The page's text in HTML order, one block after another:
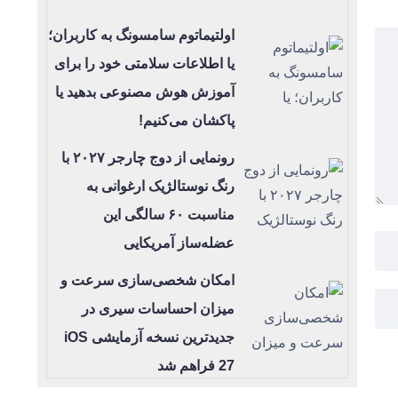
اولتیماتوم سامسونگ به کاربران؛
یا اطلاعات سلامتی خود را برای
آموزش هوش مصنوعی بدهید یا
پاکشان می‌کنیم!
رونمایی از دوج چارجر ۲۰۲۷ با
رنگ نوستالژیک ارغوانی به
مناسبت ۶۰ سالگی این
عضله‌ساز آمریکایی
امکان شخصی‌سازی سرعت و
میزان احساسات سیری در
جدیدترین نسخه آزمایشی iOS
27 فراهم شد